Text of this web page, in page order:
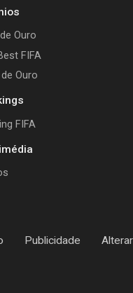
Ouro
FIFA
Ouro
FIFA
Publicidade